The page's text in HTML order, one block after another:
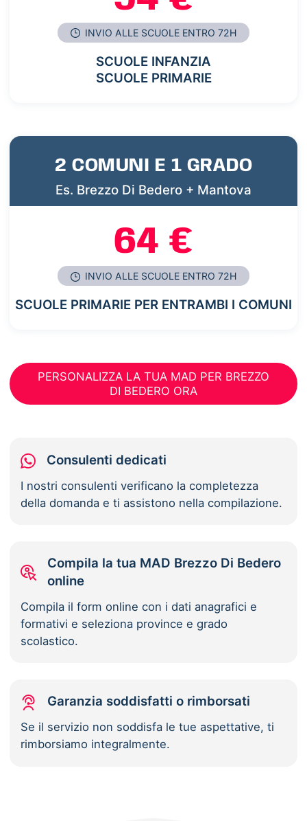
INVIO ALLE SCUOLE ENTRO 72H
SCUOLE INFANZIA
SCUOLE PRIMARIE
2 COMUNI E 1 GRADO
Es. Brezzo Di Bedero + Mantova
64 €
INVIO ALLE SCUOLE ENTRO 72H
SCUOLE PRIMARIE PER ENTRAMBI I COMUNI
PERSONALIZZA LA TUA MAD PER BREZZO
DI BEDERO ORA
Consulenti dedicati
I nostri consulenti verificano la completezza
della domanda e ti assistono nella compilazione.
Compila la tua MAD Brezzo Di Bedero
online
Compila il form online con i dati anagrafici e
formativi e seleziona province e grado
scolastico.
Garanzia soddisfatti o rimborsati
Se il servizio non soddisfa le tue aspettative, ti
rimborsiamo integralmente.